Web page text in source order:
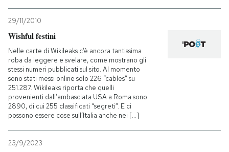
29/11/2010
Wishful festini
Nelle carte di Wikileaks c’è ancora tantissima
roba da leggere e svelare, come mostrano gli
stessi numeri pubblicati sul sito. Al momento
sono stati messi online solo 226 “cables” su
251.287. Wikileaks riporta che quelli
provenienti dall’ambasciata USA a Roma sono
2890, di cui 255 classificati “segreti”. E ci
possono essere cose sull’Italia anche nei [...]
23/9/2023